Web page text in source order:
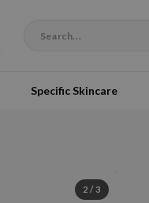
Specific Skincare
2 /3